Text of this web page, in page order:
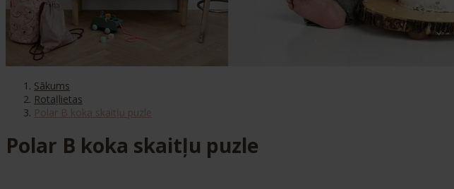
Sākums
Rotaļlietas
Polar B koka skaitļu puzle